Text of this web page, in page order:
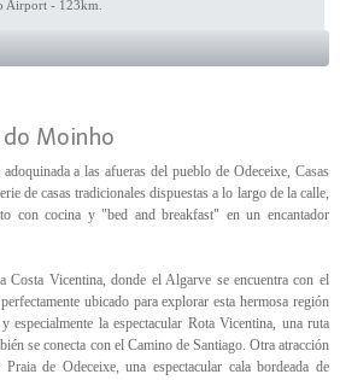
Airport - 123km.
do Moinho
a las afueras del pueblo de Odeceixe, Casas
de casas tradicionales dispuestas a lo largo de la calle,
con cocina y "bed and breakfast" en un encantador
Costa Vicentina, donde el Algarve se encuentra con el
ubicado para explorar esta hermosa región
especialmente la espectacular Rota Vicentina, una ruta
se conecta con el Camino de Santiago. Otra atracción
de Odeceixe, una espectacular cala bordeada de